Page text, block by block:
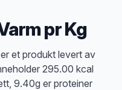
pr Kg
er et produkt levert av
295.00 kcal
9.40g er proteiner